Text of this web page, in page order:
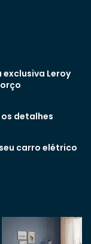
Leroy
detalhes
carro elétrico